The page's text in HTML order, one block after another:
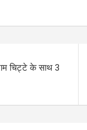
चिट्टे के साथ 3